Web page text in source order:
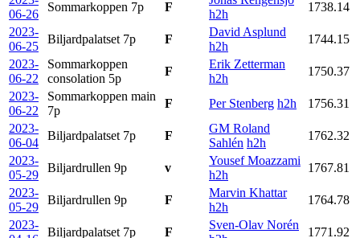
06-26
Sommarkoppen 7p F
h2h
1738.14
2023-
06-25
Biljardpalatset 7p F
David Asplund
h2h
1744.15
2023-
06-22
Sommarkoppen
consolation 5p
F
Erik Zetterman
h2h
1750.37
2023-
06-22
Sommarkoppen main
7p
F Per Stenberg h2h
1756.31
2023-
06-04
Biljardpalatset 7p F
GM Roland
Sahlén h2h
1762.32
2023-
05-29
Biljardrullen 9p v
Yousef Moazzami
h2h
1767.81
2023-
05-29
Biljardrullen 9p F
Marvin Khattar
h2h
1764.78
2023-
Biljardpalatset 7p F
Sven-Olav Norén
1771.92